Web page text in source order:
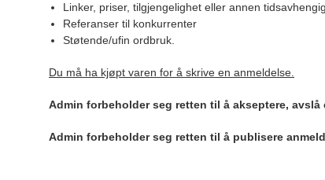
Linker, priser, tilgjengelighet eller annen
Referanser til konkurrenter
Støtende/ufin ordbruk.
Du må ha kjøpt varen for å skrive en anmeldelse.
Admin forbeholder seg retten til å akseptere,
Admin forbeholder seg retten til å publisere